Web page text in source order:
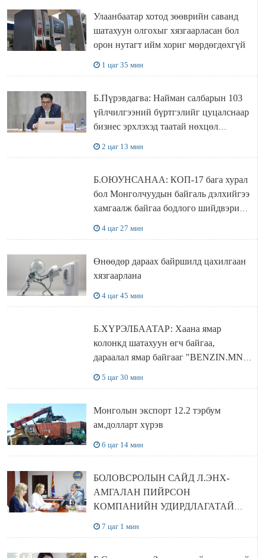
Улаанбаатар хотод зөөврийн саванд
шатахуун олгохыг хязгаарласан бол
орон нутагт ийм хориг мөрдөгдөхгүй
1 цаг 35 мин
Б.Пүрэвдагва: Найман салбарын 103
үйлчилгээний бүртгэлийг цуцалснаар
бизнес эрхлэхэд таатай нөхцөл
2 цаг 13 мин
Б.ОЮУНСАНАА: КОП-17 бага хурал
бол Монголчуудын байгаль дэлхийгээ
хамгаалж байгаа бодлого шийдвэрийг
4 цаг 27 мин
Өнөөдөр дараах байршилд цахилгаан
хязгаарлана
4 цаг 45 мин
Б.ХҮРЭЛБААТАР: Хаана ямар
колонкд шатахуун өгч байгаа,
дараалал ямар байгааг "BENZIN.MN”
5 цаг 30 мин
Монголын экспорт 12.2 тэрбум
ам.долларт хүрэв
6 цаг 14 мин
БОЛОВСРОЛЫН САЙД Л.ЭНХ-
АМГАЛАН ПИЙРСОН
КОМПАНИЙН УДИРДЛАГАТАЙ
7 цаг 1 мин